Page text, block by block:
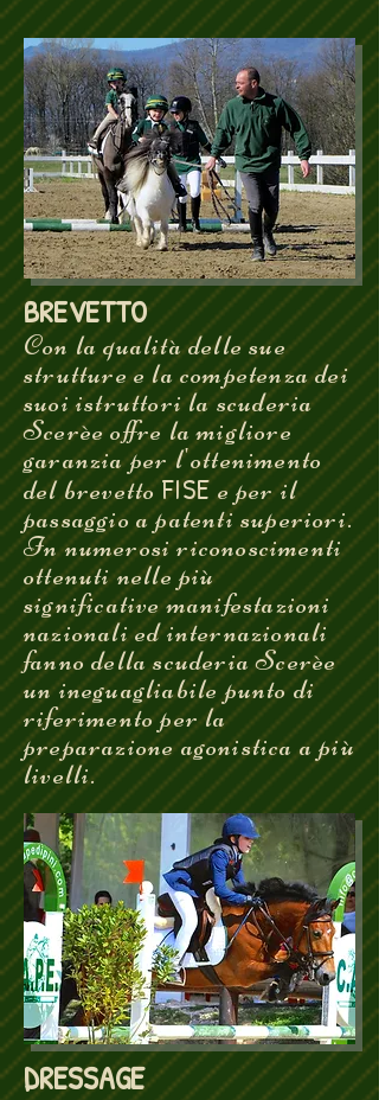
BREVETTO
Con la qualità delle sue
strutture e la competenza dei
suoi istruttori la scuderia
Scerèe offre la migliore
garanzia per l'ottenimento
del brevettoFISE e per il
passaggio a patenti superiori.
In numerosi riconoscimenti
ottenuti nelle più
significative manifestazioni
nazionali ed internazionali
fanno della scuderia Scerèe
un ineguagliabile punto di
riferimento per la
preparazione agonistica a più
livelli.
DRESSAGE